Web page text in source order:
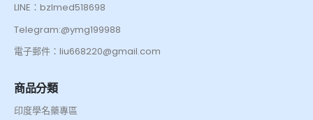
LINE：bzlmed518698
Telegram:@ymg199988
電子郵件：liu668220@gmail.com
商品分類
印度學名藥專區